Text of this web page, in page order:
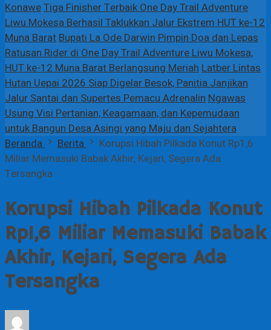
KonaweTiga Finisher Terbaik One Day Trail Adventure
Liwu Mokesa Berhasil Taklukkan Jalur Ekstrem HUT ke-12
Muna BaratBupati La Ode Darwin Pimpin Doa dan Lepas
Ratusan Rider di One Day Trail Adventure Liwu Mokesa,
HUT ke-12 Muna Barat Berlangsung MeriahLatber Lintas
Hutan Uepai 2026 Siap Digelar Besok, Panitia Janjikan
Jalur Santai dan Supertes Pemacu AdrenalinNgawas
Usung Visi Pertanian, Keagamaan, dan Kepemudaan
untuk Bangun Desa Asingi yang Maju dan Sejahtera
Beranda
Berita
Korupsi Hibah Pilkada Konut Rp1,6
Miliar Memasuki Babak Akhir, Kejari, Segera Ada
Tersangka
Korupsi Hibah Pilkada Konut
Rp1,6 Miliar Memasuki Babak
Akhir, Kejari, Segera Ada
Tersangka